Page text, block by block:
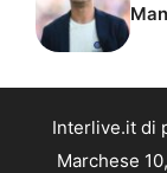
Interlive.it di
Marchese